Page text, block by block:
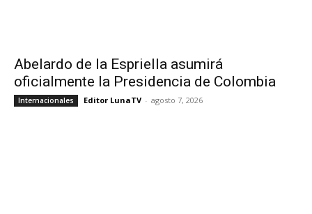
Abelardo de la Espriella asumirá
oficialmente la Presidencia de Colombia
Internacionales Editor LunaTV - agosto 7, 2026